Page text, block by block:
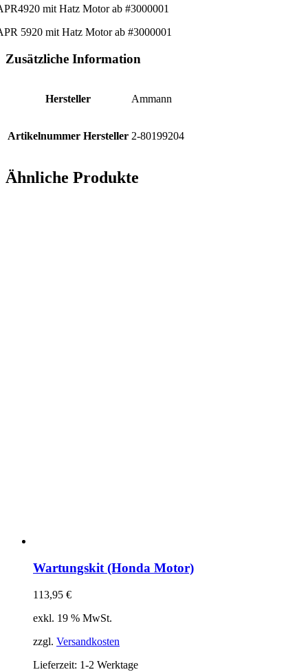
mit Hatz Motor ab #3000001
5920 mit Hatz Motor ab #3000001
Zusätzliche Information
Hersteller Ammann
Artikelnummer Hersteller 2-80199204
Ähnliche Produkte
Wartungskit (Honda Motor)
113,95 €
exkl. 19 % MwSt.
zzgl. Versandkosten
Lieferzeit: 1-2 Werktage